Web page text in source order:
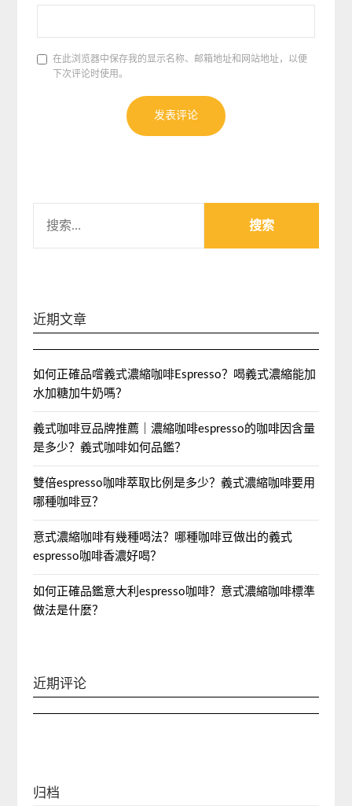
在此浏览器中保存我的显示名称、邮箱地址和网站地址，以便
下次评论时使用。
索：
近期文章
如何正確品嚐義式濃縮咖啡Espresso？喝義式濃縮能加
水加糖加牛奶嗎？
義式咖啡豆品牌推薦｜濃縮咖啡espresso的咖啡因含量
是多少？義式咖啡如何品鑑？
雙倍espresso咖啡萃取比例是多少？義式濃縮咖啡要用
哪種咖啡豆？
意式濃縮咖啡有幾種喝法？哪種咖啡豆做出的義式
espresso咖啡香濃好喝？
如何正確品鑑意大利espresso咖啡？意式濃縮咖啡標準
做法是什麼？
近期评论
归档